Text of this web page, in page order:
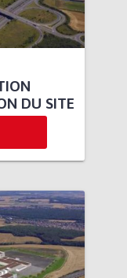
DU SITE